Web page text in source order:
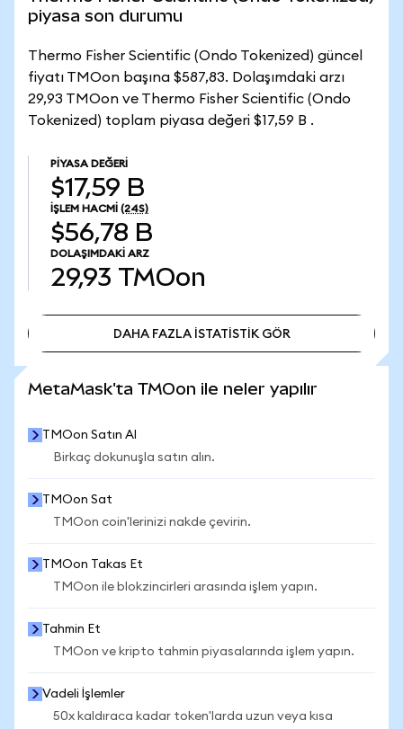
piyasa son durumu
Thermo Fisher Scientific (Ondo Tokenized) güncel
fiyatı TMOon başına $587,83. Dolaşımdaki arzı
29,93 TMOon ve Thermo Fisher Scientific (Ondo
Tokenized) toplam piyasa değeri $17,59 B .
PIYASA DEĞERI
$17,59 B
İŞLEM HACMI (24S)
$56,78 B
DOLAŞIMDAKI ARZ
29,93 TMOon
DAHA FAZLA İSTATİSTİK GÖR
MetaMask'ta TMOon ile neler yapılır
TMOon Satın Al
Birkaç dokunuşla satın alın.
TMOon Sat
TMOon coin'lerinizi nakde çevirin.
TMOon Takas Et
TMOon ile blokzincirleri arasında işlem yapın.
Tahmin Et
TMOon ve kripto tahmin piyasalarında işlem yapın.
Vadeli İşlemler
50x kaldıraca kadar token'larda uzun veya kısa